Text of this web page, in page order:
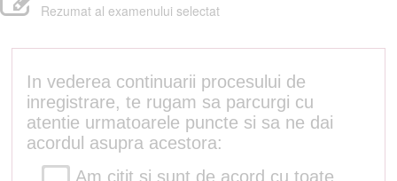
Rezumat al examenului selectat
In vederea continuarii procesului de
inregistrare, te rugam sa parcurgi cu
atentie urmatoarele puncte si sa ne dai
acordul asupra acestora:
Am citit si sunt de acord cu toate